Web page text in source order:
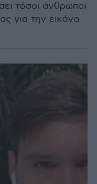
τόσοι άνθρωποι
για την εικόνα